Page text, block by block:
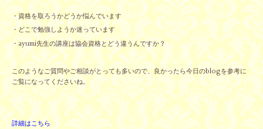
・資格を取ろうかどうか悩んでいます
・どこで勉強しようか迷っています
・ayumi先生の講座は協会資格とどう違うんですか？
このようなご質問やご相談がとっても多いので、良かったら今日のblogを参考に
ご覧になってくださいね。
詳細はこちら